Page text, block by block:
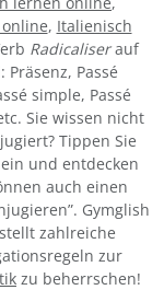
, Italienisch
Radicaliserauf
Passé
simple, Passé
Sie wissen nicht
Tippen Sie
und entdecken
auch einen
Gymglish
zahlreiche
zur
zu beherrschen!